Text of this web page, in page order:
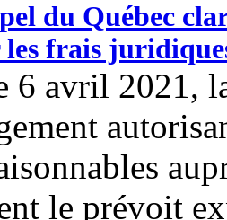
du Québec
les frais
6 avril 2021,
le prévoit